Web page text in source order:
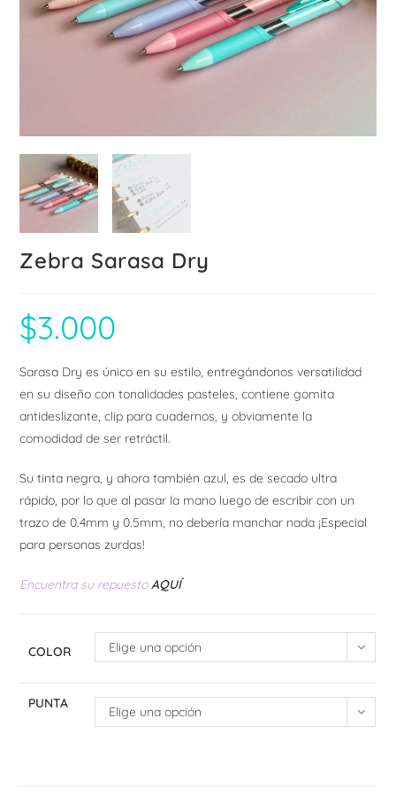
Zebra Sarasa Dry
$3.000
Sarasa Dry es único en su estilo, entregándonos versatilidad
en su diseño con tonalidades pasteles, contiene gomita
antideslizante, clip para cuadernos, y obviamente la
comodidad de ser retráctil.
Su tinta negra, y ahora también azul, es de secado ultra
rápido, por lo que al pasar la mano luego de escribir con un
trazo de 0.4mm y 0.5mm, no debería manchar nada ¡Especial
para personas zurdas!
Encuentra su repuestoAQUÍ
COLOR Elige una opción
PUNTA
Elige una opción